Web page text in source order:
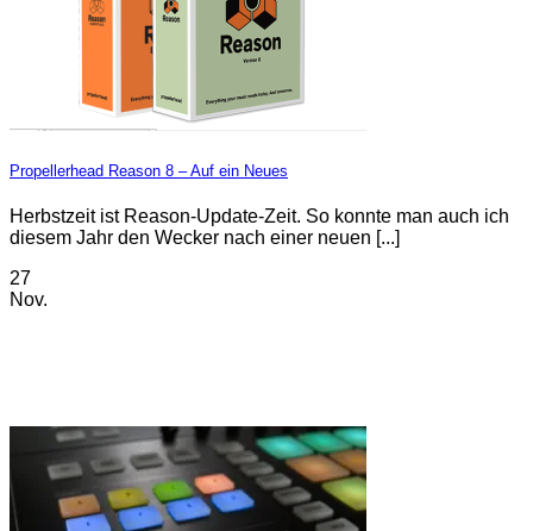
Propellerhead Reason 8 – Auf ein Neues
Herbstzeit ist Reason-Update-Zeit. So konnte man auch ich
diesem Jahr den Wecker nach einer neuen [...]
27
Nov.